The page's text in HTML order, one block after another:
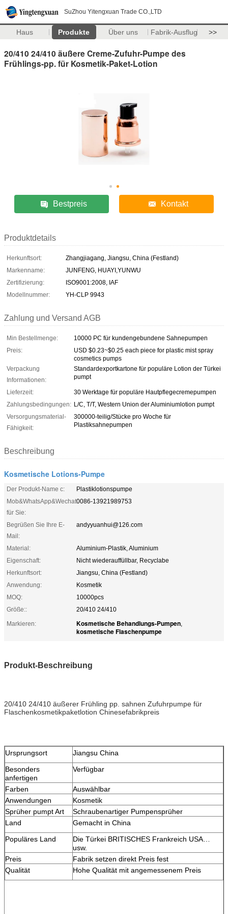
SuZhou Yitengxuan Trade CO.,LTD
Haus Produkte Über uns Fabrik-Ausflug >>
20/410 24/410 äußere Creme-Zufuhr-Pumpe des
Frühlings-pp. für Kosmetik-Paket-Lotion
Bestpreis Kontakt
Produktdetails
Herkunftsort:
Zhangjiagang, Jiangsu, China (Festland)
Markenname:
JUNFENG, HUAYI,YUNWU
Zertifizierung:
ISO9001:2008, IAF
Modellnummer:
YH-CLP 9943
Zahlung und Versand AGB
Min Bestellmenge:
10000 PC für kundengebundene Sahnepumpen
Preis:
USD $0.23~$0.25 each piece for plastic mist spray
cosmetics pumps
Verpackung
Informationen:
Standardexportkartone für populäre Lotion der Türkei
pumpt
Lieferzeit:
30 Werktage für populäre Hautpflegecremepumpen
Zahlungsbedingungen: L/C, T/T, Western Union der Aluminiumlotion pumpt
Versorgungsmaterial-
Fähigkeit:
300000-teilig/Stücke pro Woche für
Plastiksahnepumpen
Beschreibung
Kosmetische Lotions-Pumpe
Der Produkt-Name c:
Plastiklotionspumpe
Mob&WhatsApp&Wechat
für Sie:
0086-13921989753
Begrüßen Sie Ihre E-
Mail:
andyyuanhui@126.com
Material:
Aluminium-Plastik, Aluminium
Eigenschaft:
Nicht wiederauffüllbar, Recyclabe
Herkunftsort:
Jiangsu, China (Festland)
Anwendung:
Kosmetik
MOQ:
10000pcs
Größe::
20/410 24/410
Markieren:
Kosmetische Behandlungs-Pumpen,
kosmetische Flaschenpumpe
Produkt-Beschreibung
20/410 24/410 äußerer Frühling pp. sahnen Zufuhrpumpe für
Flaschenkosmetikpaketlotion Chinesefabrikpreis
Ursprungsort
Jiangsu China
Besonders
anfertigen
Verfügbar
Farben
Auswählbar
Anwendungen
Kosmetik
Sprüher pumpt Art
Schraubenartiger Pumpensprüher
Land
Gemacht in China
Populäres Land
Die Türkei BRITISCHES Frankreich USA…
usw.
Preis
Fabrik setzen direkt Preis fest
Qualität
Hohe Qualität mit angemessenem Preis